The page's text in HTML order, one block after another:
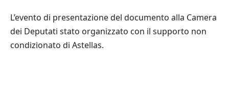
L’evento di presentazione del documento alla Camera
dei Deputati stato organizzato con il supporto non
condizionato di Astellas.